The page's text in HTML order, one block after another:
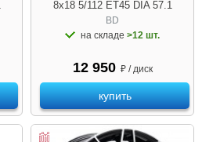
8x18 5/112 ET45 DIA 57.1
BD
на складе >12 шт.
12 950 ₽ / диск
купить